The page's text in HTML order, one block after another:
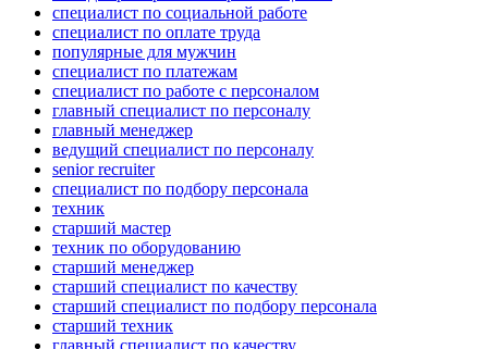
специалист по социальной работе
специалист по оплате труда
популярные для мужчин
специалист по платежам
специалист по работе с персоналом
главный специалист по персоналу
главный менеджер
ведущий специалист по персоналу
senior recruiter
специалист по подбору персонала
техник
старший мастер
техник по оборудованию
старший менеджер
старший специалист по качеству
старший специалист по подбору персонала
старший техник